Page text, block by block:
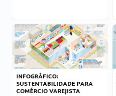
INFOGRÁFICO:
SUSTENTABILIDADE PARA
COMÉRCIO VAREJISTA